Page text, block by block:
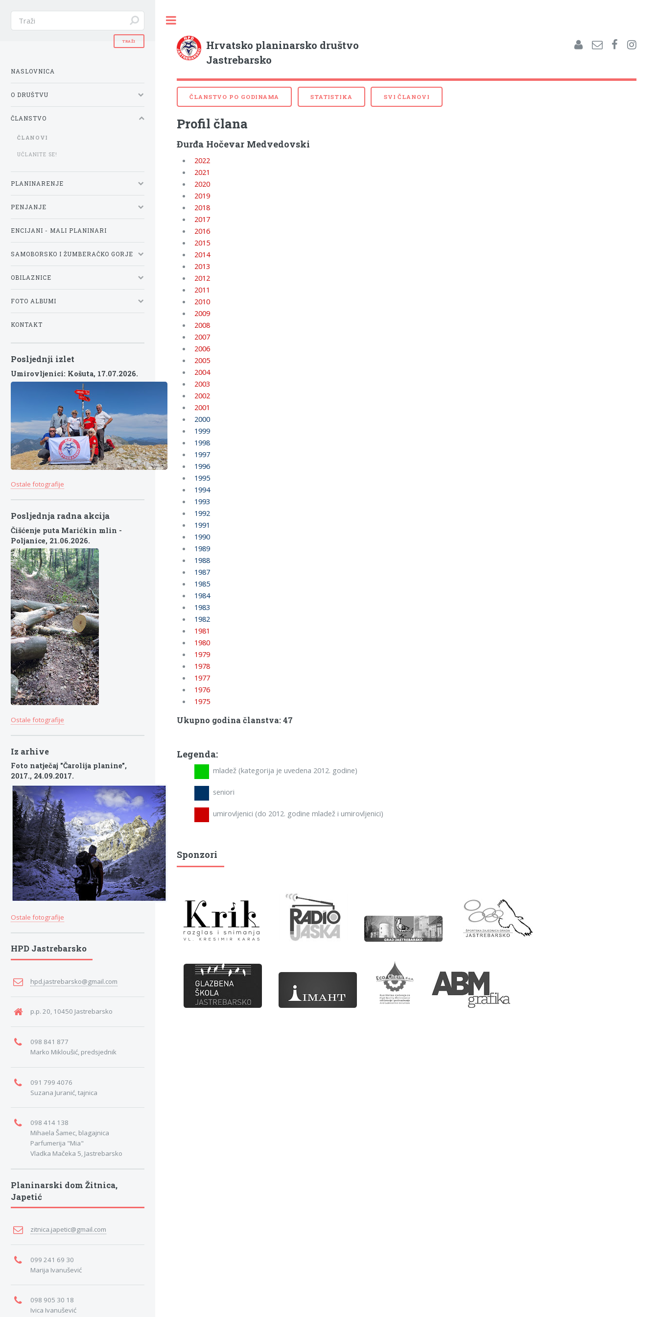
Hrvatsko planinarsko društvo
Jastrebarsko
ČLANSTVO PO GODINAMA STATISTIKA SVI ČLANOVI
Profil člana
Đurđa Hočevar Medvedovski
2022
2021
2020
2019
2018
2017
2016
2015
2014
2013
2012
2011
2010
2009
2008
2007
2006
2005
2004
2003
2002
2001
2000
1999
1998
1997
1996
1995
1994
1993
1992
1991
1990
1989
1988
1987
1985
1984
1983
1982
1981
1980
1979
1978
1977
1976
1975
Ukupno godina članstva: 47
Legenda:
mladež (kategorija je uvedena 2012. godine)
seniori
umirovljenici (do 2012. godine mladež i umirovljenici)
Sponzori
NASLOVNICA
O DRUŠTVU
ČLANSTVO
ČLANOVI
UČLANITE SE!
PLANINARENJE
PENJANJE
ENCIJANI - MALI PLANINARI
SAMOBORSKO I ŽUMBERAČKO GORJE
OBILAZNICE
FOTO ALBUMI
KONTAKT
Posljednji izlet
Umirovljenici: Košuta, 17.07.2026.
Ostale fotografije
Posljednja radna akcija
Čišćenje puta Marićkin mlin -
Poljanice, 21.06.2026.
Ostale fotografije
Iz arhive
Foto natječaj "Čarolija planine",
2017., 24.09.2017.
Ostale fotografije
HPD Jastrebarsko
hpd.jastrebarsko@gmail.com
p.p. 20, 10450 Jastrebarsko
098 841 877
Marko Mikloušić, predsjednik
091 799 4076
Suzana Juranić, tajnica
098 414 138
Mihaela Šamec, blagajnica
Parfumerija "Mia"
Vladka Mačeka 5, Jastrebarsko
Planinarski dom Žitnica,
Japetić
zitnica.japetic@gmail.com
099 241 69 30
Marija Ivanušević
098 905 30 18
Ivica Ivanušević